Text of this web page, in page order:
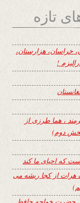
تازه
خراسان، هزارستان،
!
، هما طرزی از
دوم)
که احیای ما کند
هرات از کجا ریشه می